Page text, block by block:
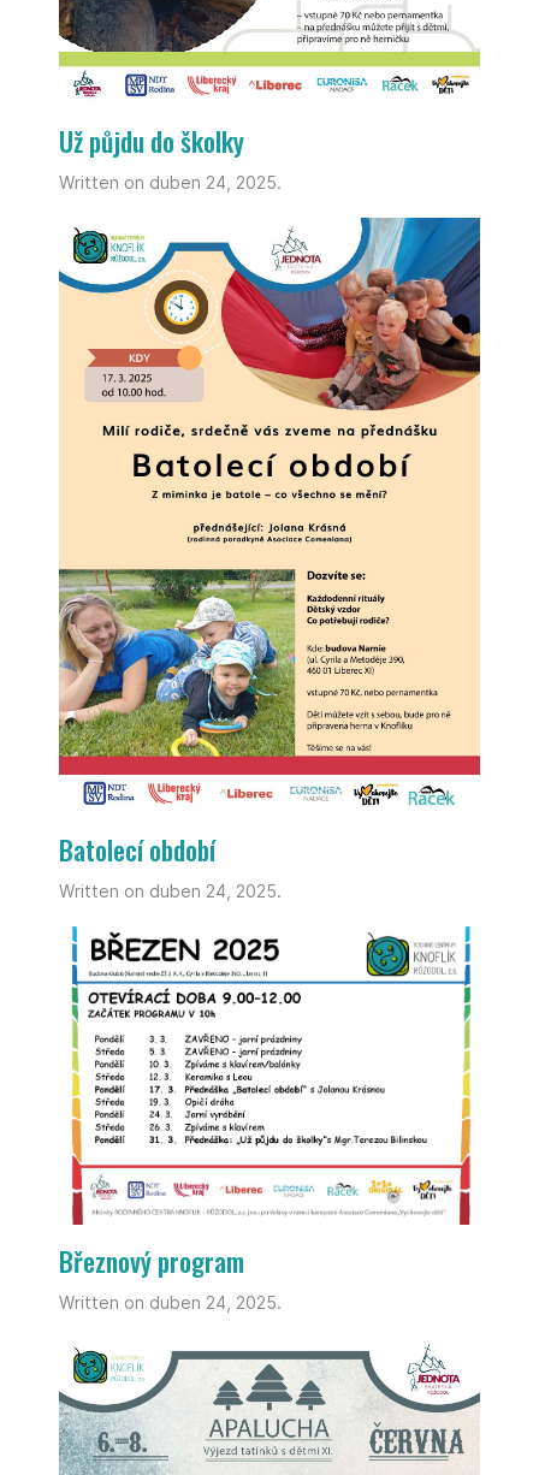
Už půjdu do školky
Written on duben 24, 2025.
Batolecí období
Written on duben 24, 2025.
Březnový program
Written on duben 24, 2025.